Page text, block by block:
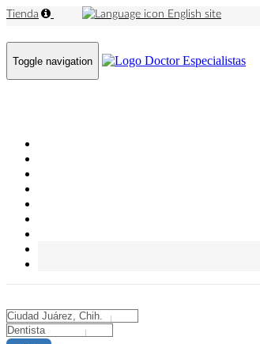
Tienda English site
Toggle navigation
City